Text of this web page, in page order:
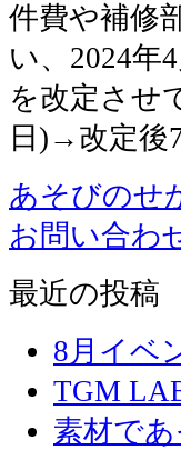
件費や補修
い、2024年
を改定させ
日)→改定後
あそびのせ
お問い合わ
最近の投稿
8月イベ
TGM
素材で